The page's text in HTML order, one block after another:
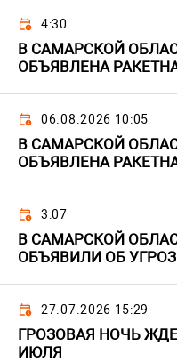
4:30
В САМАРСКОЙ
ОБЪЯВЛЕНА
06.08.2026 10:05
В САМАРСКОЙ
ОБЪЯВЛЕНА
3:07
В САМАРСКОЙ
ОБЪЯВИЛИ ОБ
27.07.2026 15:29
ГРОЗОВАЯ НОЧЬ
ИЮЛЯ